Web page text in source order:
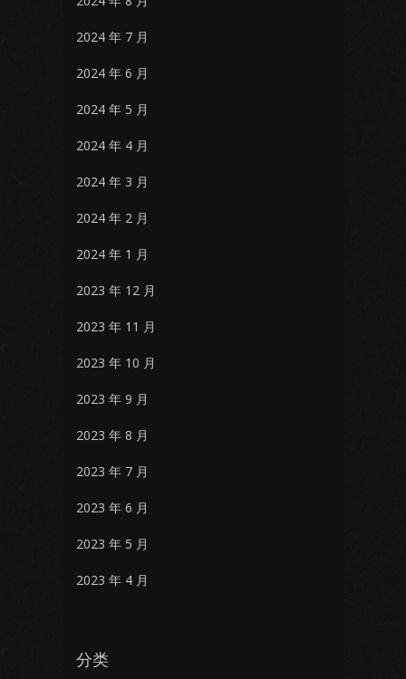
2024 年 7 月
2024 年 6 月
2024 年 5 月
2024 年 4 月
2024 年 3 月
2024 年 2 月
2024 年 1 月
2023 年 12 月
2023 年 11 月
2023 年 10 月
2023 年 9 月
2023 年 8 月
2023 年 7 月
2023 年 6 月
2023 年 5 月
2023 年 4 月
分类